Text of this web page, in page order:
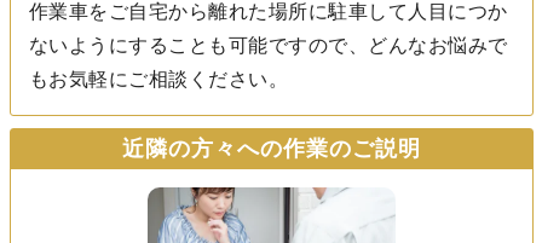
作業車をご自宅から離れた場所に駐車して人目につか
ないようにすることも可能ですので、どんなお悩みで
もお気軽にご相談ください。
近隣の方々への作業のご説明